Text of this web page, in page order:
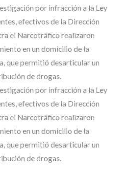
por infracción a la Ley
efectivos de la Dirección
el Narcotráfico realizaron
en un domicilio de la
que permitió desarticular un
de drogas.
por infracción a la Ley
efectivos de la Dirección
el Narcotráfico realizaron
en un domicilio de la
que permitió desarticular un
de drogas.